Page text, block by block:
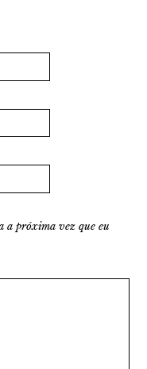
a próxima vez que eu